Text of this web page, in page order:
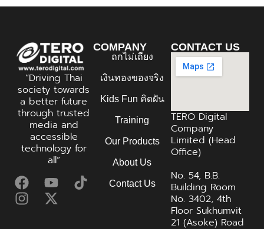
“Driving Thai
society towards
a better future
through trusted
media and
accessible
technology for
all”
COMPANY
ถกไม่เถียง
เงินทองของจริง
Kids Fun คิดฝัน
Training
Our Products
About Us
Contact Us
CONTACT US
TERO Digital
Company
Limited (Head
Office)
No. 54, B.B.
Building Room
No. 3402, 4th
Floor Sukhumvit
21 (Asoke) Road